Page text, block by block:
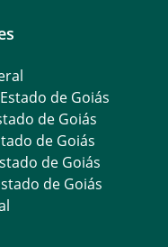
de Goiás
de Goiás
de Goiás
de Goiás
de Goiás